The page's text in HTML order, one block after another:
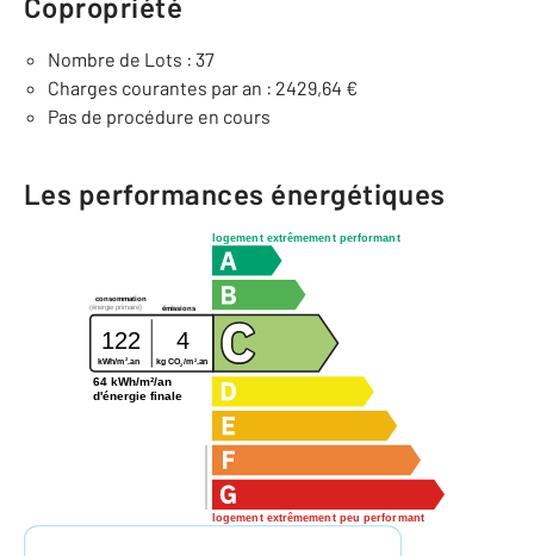
Nombre de Lots : 37
Charges courantes par an : 2429,64 €
Pas de procédure en cours
Les performances énergétiques
logement extrêmement performant
logement extrêmement peu performant
consommation
émissions
(énergie primaire)
122 4
kWh/m 2 .an kg CO2/m2.an
64 kWh/m²/an
d'énergie finale